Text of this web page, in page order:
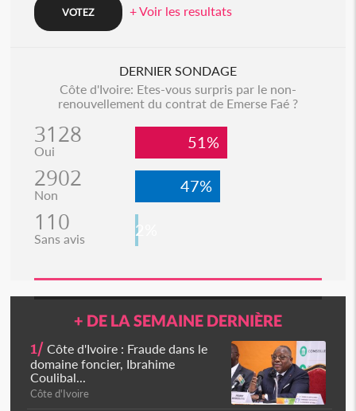
+ Voir les resultats
DERNIER SONDAGE
Côte d'Ivoire: Etes-vous surpris par le non-
renouvellement du contrat de Emerse Faé ?
3128
Oui 51%
2902
Non 47%
110
Sans avis 2%
+ DE LA SEMAINE DERNIÈRE
1/ Côte d'Ivoire : Fraude dans le
domaine foncier, Ibrahime
Coulibal...
Côte d'Ivoire